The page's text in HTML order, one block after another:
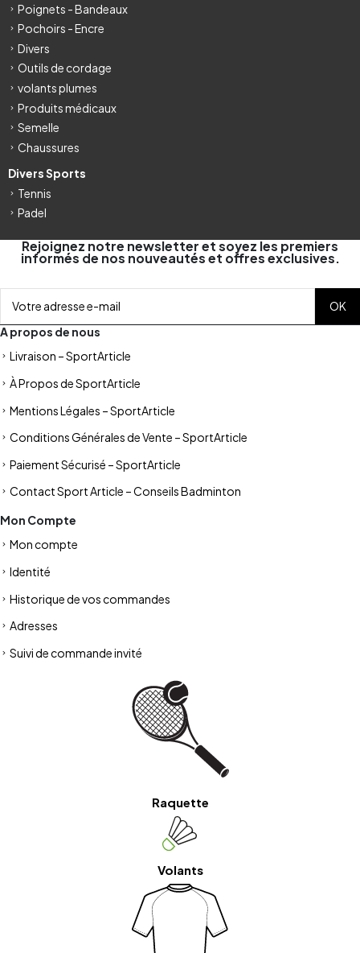
Poignets - Bandeaux
Pochoirs - Encre
Divers
Outils de cordage
volants plumes
Produits médicaux
Semelle
Chaussures
Divers Sports
Tennis
Padel
Rejoignez notre newsletter et soyez les premiers
informés de nos nouveautés et offres exclusives.
A propos de nous
Livraison – SportArticle
À Propos de SportArticle
Mentions Légales – SportArticle
Conditions Générales de Vente – SportArticle
Paiement Sécurisé – SportArticle
Contact Sport Article – Conseils Badminton
Mon Compte
Mon compte
Identité
Historique de vos commandes
Adresses
Suivi de commande invité
Raquette
Volants